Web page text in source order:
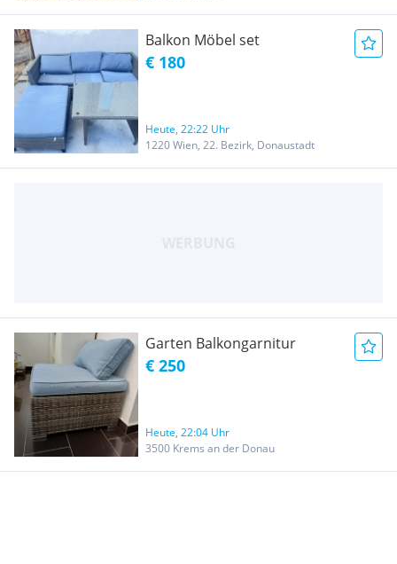
Balkon Möbel set
€ 180
Heute, 22:22 Uhr
1220 Wien, 22. Bezirk, Donaustadt
Garten Balkongarnitur
€ 250
Heute, 22:04 Uhr
3500 Krems an der Donau